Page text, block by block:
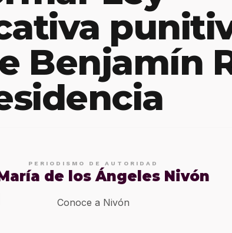
Benjamín
PERIODISMO DE AUTORIDAD
de los Ángeles Nivón
Conoce a Nivón